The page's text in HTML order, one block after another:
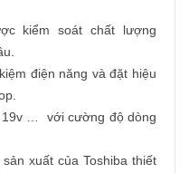
kiểm soát chất lượng
điện năng và đặt hiệu
19v … với cường độ dòng
xuất của Toshiba thiết